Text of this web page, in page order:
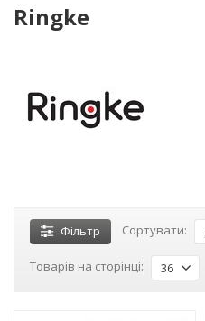
Ringke
Фільтр Сортувати:
Товарів на сторінці: 36